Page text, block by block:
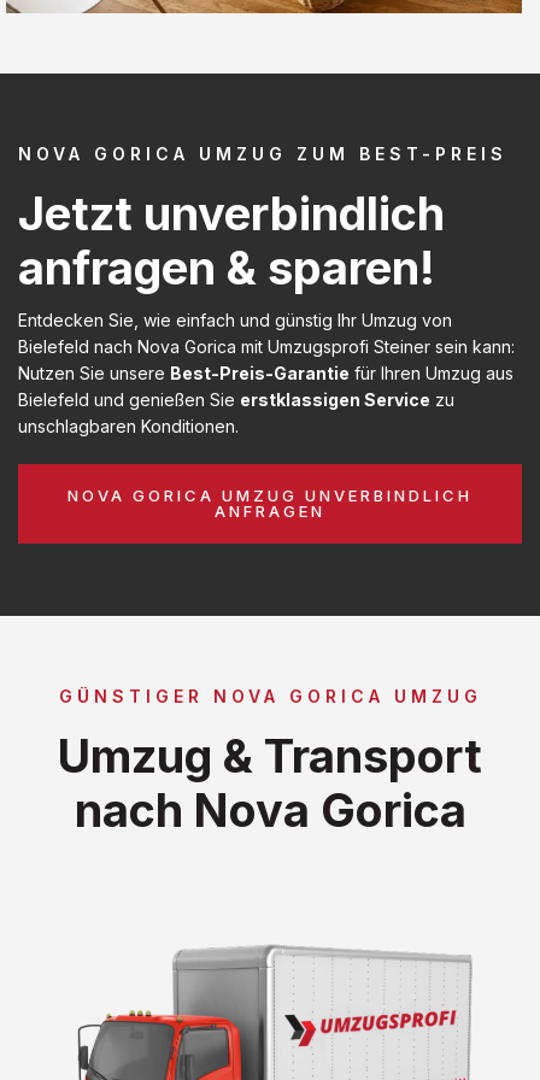
NOVA GORICA UMZUG ZUM BEST-PREIS
Jetzt unverbindlich
anfragen & sparen!
Entdecken Sie, wie einfach und günstig Ihr Umzug von
Bielefeld nach Nova Gorica mit Umzugsprofi Steiner sein kann:
Nutzen Sie unsere Best-Preis-Garantie für Ihren Umzug aus
Bielefeld und genießen Sie erstklassigen Service zu
unschlagbaren Konditionen.
NOVA GORICA UMZUG UNVERBINDLICH
ANFRAGEN
GÜNSTIGER NOVA GORICA UMZUG
Umzug & Transport
nach Nova Gorica